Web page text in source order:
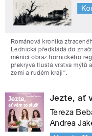
Románová kronika
Lednická předkládá do
měnící obraz hornického
překrývá tlustá vrstva mýtů
zemi a rudém kraji“.
Jezte, ať
Tereza
Andrea